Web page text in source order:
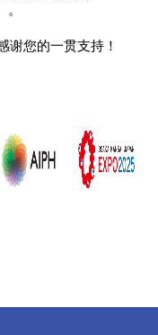
谢您的一贯支持！